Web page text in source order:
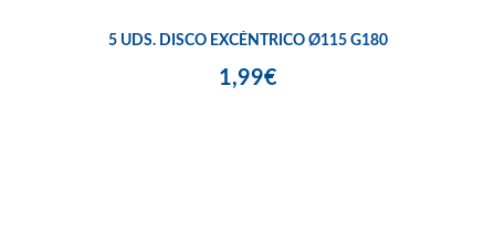
5 UDS. DISCO EXCÉNTRICO Ø115 G180
1,99€